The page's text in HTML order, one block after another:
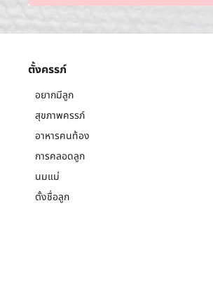
ตั้งครรภ์
อยากมีลูก
สุขภาพครรภ์
อาหารคนท้อง
การคลอดลูก
นมแม่
ตั้งชื่อลูก